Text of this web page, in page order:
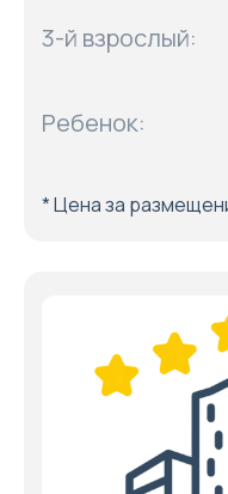
3-й взрослый:
Ребенок:
* Цена за